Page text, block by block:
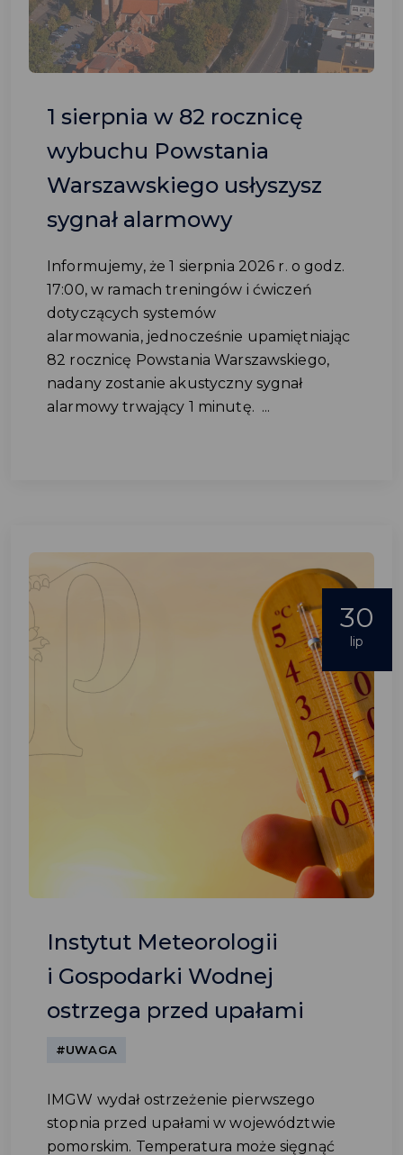
1 sierpnia w 82 rocznicę
wybuchu Powstania
Warszawskiego usłyszysz
sygnał alarmowy
Informujemy, że 1 sierpnia 2026 r. o godz.
17:00, w ramach treningów i ćwiczeń
dotyczących systemów
alarmowania, jednocześnie upamiętniając
82 rocznicę Powstania Warszawskiego,
nadany zostanie akustyczny sygnał
alarmowy trwający 1 minutę. ...
30
lip
Instytut Meteorologii
i Gospodarki Wodnej
ostrzega przed upałami
#UWAGA
IMGW wydał ostrzeżenie pierwszego
stopnia przed upałami w województwie
pomorskim. Temperatura może sięgnąć